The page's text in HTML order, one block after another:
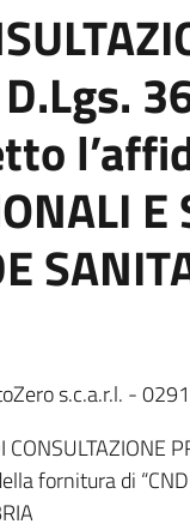
s.c.a.r.l. -
fornitura di